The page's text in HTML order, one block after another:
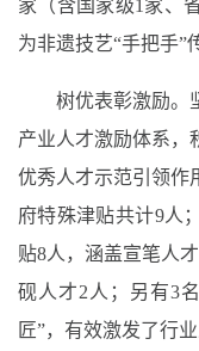
家（含国家级1家、
为非遗技艺“手把手”
树优表彰激励。
产业人才激励体系，
优秀人才示范引领作
府特殊津贴共计9人
贴8人，涵盖宣笔人
砚人才2人；另有3
匠”，有效激发了行